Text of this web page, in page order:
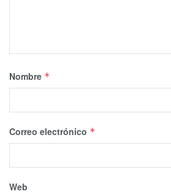
Nombre *
Correo electrónico *
Web